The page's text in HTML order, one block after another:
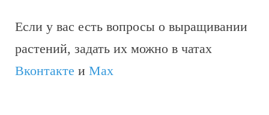
Если у вас есть вопросы о выращивании
растений, задать их можно в чатах
Вконтакте и Max